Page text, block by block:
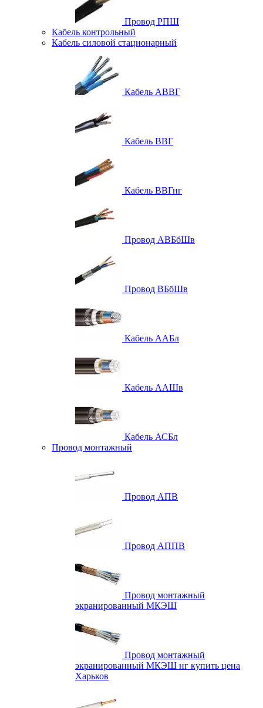
Провод РПШ
Кабель контрольный
Кабель силовой стационарный
Кабель АВВГ
Кабель ВВГ
Кабель ВВГнг
Провод АВБбШв
Провод ВБбШв
Кабель ААБл
Кабель ААШв
Кабель АСБл
Провод монтажный
Провод АПВ
Провод АППВ
Провод монтажный
экранированный МКЭШ
Провод монтажный
экранированный МКЭШ нг купить цена
Харьков